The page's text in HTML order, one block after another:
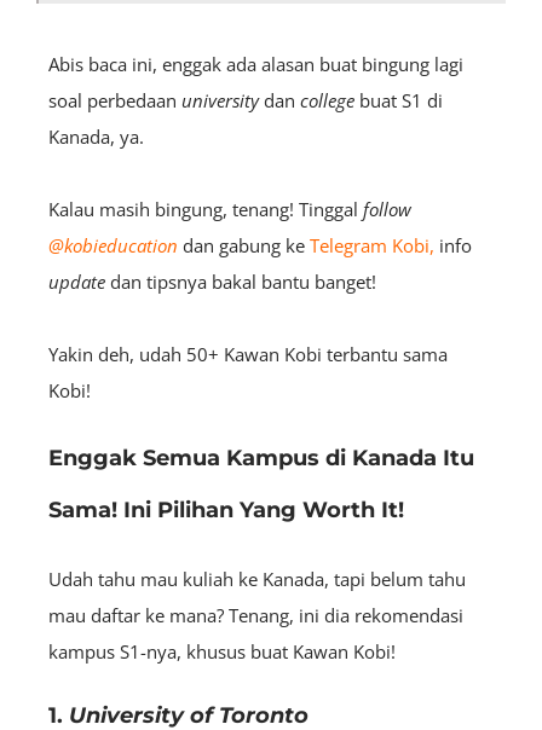
Abis baca ini, enggak ada alasan buat bingung lagi
soal perbedaan universitydan college buat S1 di
Kanada, ya.
Kalau masih bingung, tenang! Tinggal follow
@kobieducation dan gabung ke Telegram Kobi, info
update dan tipsnya bakal bantu banget!
Yakin deh, udah 50+ Kawan Kobi terbantu sama
Kobi!
Enggak Semua Kampus di Kanada Itu
Sama! Ini Pilihan Yang Worth It!
Udah tahu mau kuliah ke Kanada, tapi belum tahu
mau daftar ke mana? Tenang, ini dia rekomendasi
kampus S1-nya, khusus buat Kawan Kobi!
1. University of Toronto